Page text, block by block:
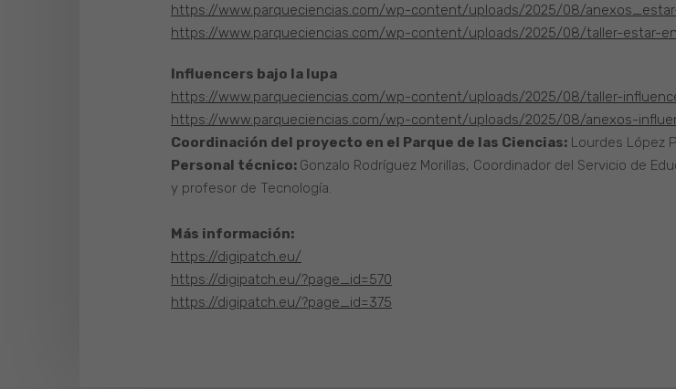
https://www.parqueciencias.com/wp-content/uploads/2025/08/
https://www.parqueciencias.com/wp-content/uploads/2025/08/taller-estar-
Influencers bajo la lupa
https://www.parqueciencias.com/wp-content/uploads/2025/08/taller-
https://www.parqueciencias.com/wp-content/uploads/2025/08/anexos-
Coordinación del proyecto en el Parque de las Ciencias: Lourdes López
Personal técnico: Gonzalo Rodríguez Morillas, Coordinador del Servicio de
y profesor de Tecnología.
Más información:
https://digipatch.eu/
https://digipatch.eu/?page_id=570
https://digipatch.eu/?page_id=375